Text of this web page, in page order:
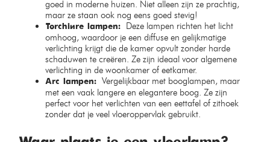
goed in moderne huizen. Niet alleen zijn ze prachtig,
maar ze staan ook nog eens goed stevig!
Torchière lampen:
Deze lampen richten het licht
omhoog, waardoor je een diffuse en gelijkmatige
verlichting krijgt die de kamer opvult zonder harde
schaduwen te creëren. Ze zijn ideaal voor algemene
verlichting in de woonkamer of eetkamer.
Arc lampen:
Vergelijkbaar met booglampen, maar
met een vaak langere en elegantere boog. Ze zijn
perfect voor het verlichten van een eettafel of zithoek
zonder dat je veel vloeroppervlak gebruikt.